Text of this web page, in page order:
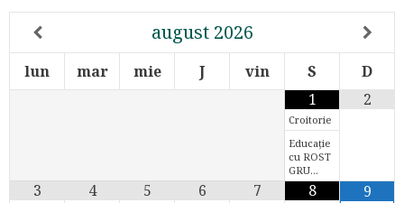
august 2026
lun mar mie J vin S
D
1
Croitorie
Educație
cu ROST
GRU…
2
3 4 5 6 7 8 9